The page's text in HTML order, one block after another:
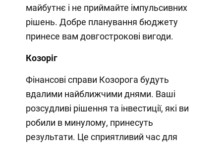
майбутнє і не приймайте імпульсивних
рішень. Добре планування бюджету
принесе вам довгострокові вигоди.
Козоріг
Фінансові справи Козорога будуть
вдалими найближчими днями. Ваші
розсудливі рішення та інвестиції, які ви
робили в минулому, принесуть
результати. Це сприятливий час для